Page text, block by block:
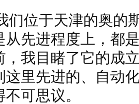
们位于天津的奥的
从先进程度上，都
，我目睹了它的成
这里先进的、自动
不可思议。